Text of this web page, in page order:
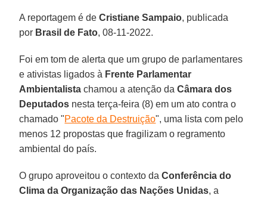
A reportagem é deCristiane Sampaio, publicada
por Brasil de Fato, 08-11-2022.
Foi em tom de alerta que um grupo de parlamentares
e ativistas ligados à Frente Parlamentar
Ambientalista chamou a atenção daCâmara dos
Deputados nesta terça-feira (8) em um ato contra o
chamado "Pacote da Destruição", uma lista com pelo
menos 12 propostas que fragilizam o regramento
ambiental do país.
O grupo aproveitou o contexto daConferência do
Clima da Organização das Nações Unidas, a